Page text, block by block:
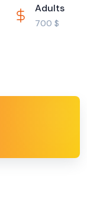
Adults
700 $